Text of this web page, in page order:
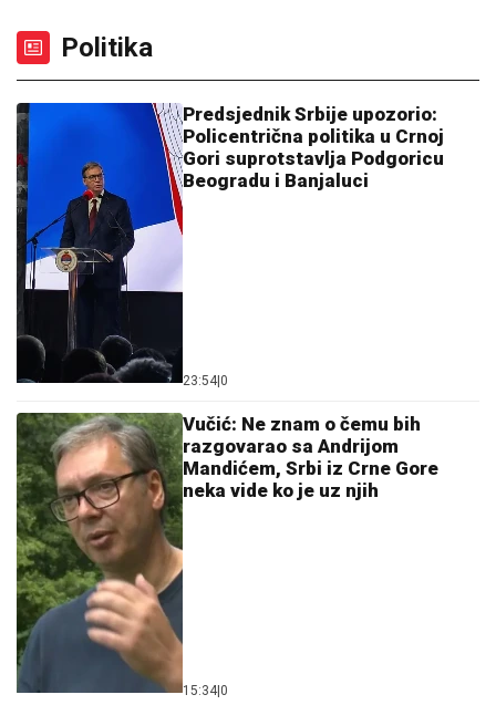
Politika
Predsjednik Srbije upozorio:
Policentrična politika u Crnoj
Gori suprotstavlja Podgoricu
Beogradu i Banjaluci
23:54 0
Vučić: Ne znam o čemu bih
razgovarao sa Andrijom
Mandićem, Srbi iz Crne Gore
neka vide ko je uz njih
15:34 0